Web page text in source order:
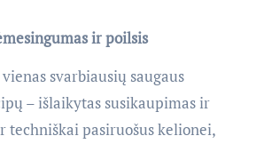
ir poilsis
svarbiausių saugaus
– išlaikytas susikaupimas ir
techniškai pasiruošus kelionei,